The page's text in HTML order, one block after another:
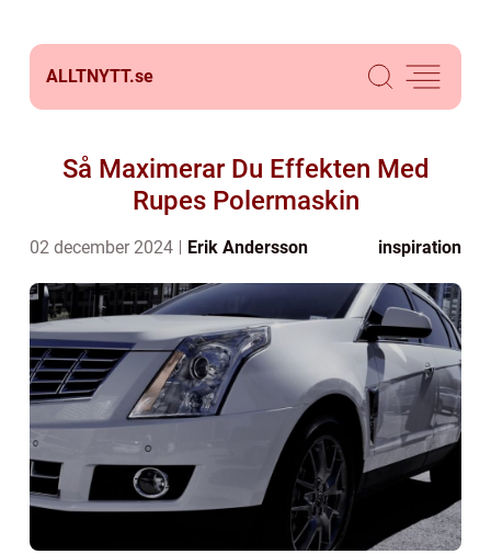
ALLTNYTT.se
Så Maximerar Du Effekten Med
Rupes Polermaskin
02 december 2024 Erik Andersson inspiration